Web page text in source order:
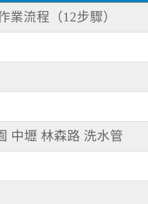
業流程（12步驟）
中壢 林森路 洗水管